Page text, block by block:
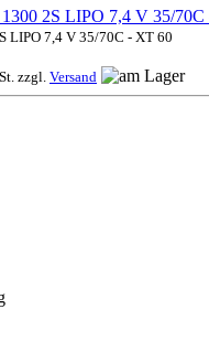
LIPO 7,4 V 35/70C - XT 60
zzgl. Versand